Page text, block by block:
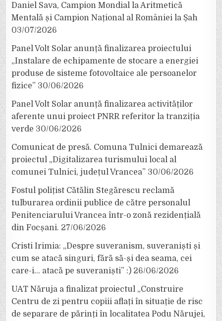
Daniel Sava, Campion Mondial la Aritmetică
Mentală și Campion Național al României la Șah
03/07/2026
Panel Volt Solar anunță finalizarea proiectului
„Instalare de echipamente de stocare a energiei
produse de sisteme fotovoltaice ale persoanelor
fizice” 30/06/2026
Panel Volt Solar anunță finalizarea activităților
aferente unui proiect PNRR referitor la tranziția
verde 30/06/2026
Comunicat de presă. Comuna Tulnici demarează
proiectul „Digitalizarea turismului local al
comunei Tulnici, județul Vrancea” 30/06/2026
Fostul polițist Cătălin Stegărescu reclamă
tulburarea ordinii publice de către personalul
Penitenciarului Vrancea într-o zonă rezidențială
din Focșani. 27/06/2026
Cristi Irimia: „Despre suveranism, suveraniști și
cum se atacă singuri, fără să-și dea seama, cei
care-i… atacă pe suveraniști” :) 26/06/2026
UAT Năruja a finalizat proiectul „Construire
Centru de zi pentru copiii aflați în situație de risc
de separare de părinți în localitatea Podu Nărujei,